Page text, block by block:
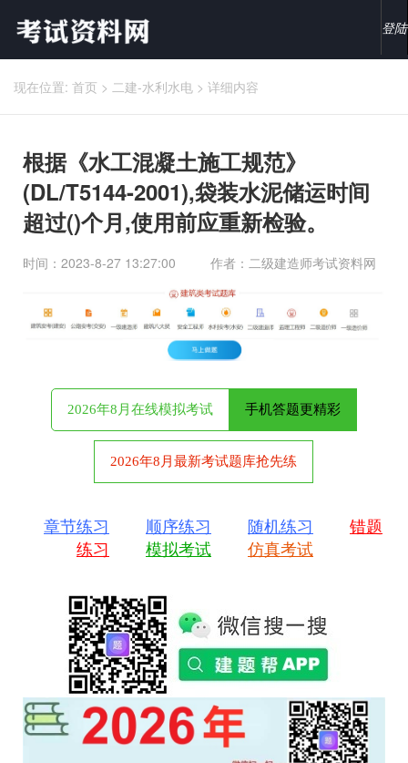
登陆
现在位置: 首页 > 二建-水利水电 > 详细内容
根据《水工混凝土施工规范》
(DL/T5144-2001),袋装水泥储运时间
超过()个月,使用前应重新检验。
时间：2023-8-27 13:27:00 作者：二级建造师考试资料网
2026年8月在线模拟考试 手机答题更精彩
2026年8月最新考试题库抢先练
章节练习 顺序练习 随机练习
错题
练习
模拟考试 仿真考试